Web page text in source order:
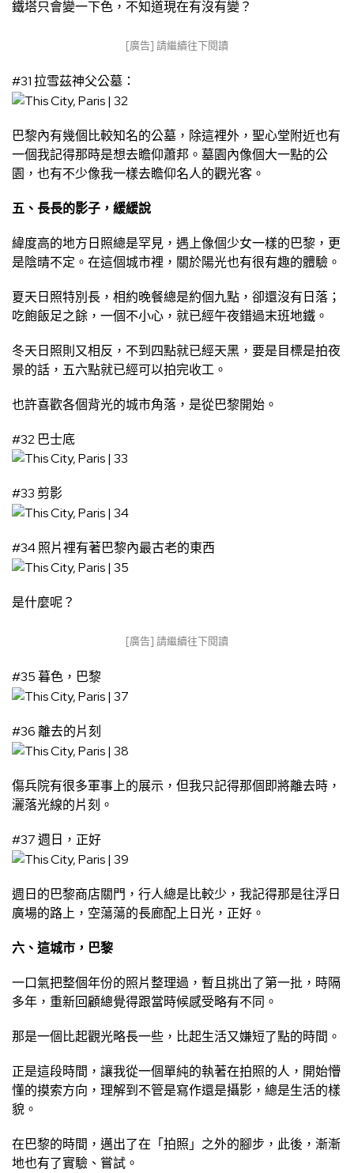
鐵塔只會變一下色，不知道現在有沒有變？
[廣告] 請繼續往下閱讀
#31 拉雪茲神父公墓：
巴黎內有幾個比較知名的公墓，除這裡外，聖心堂附近也有
一個我記得那時是想去瞻仰蕭邦。墓園內像個大一點的公
園，也有不少像我一樣去瞻仰名人的觀光客。
五、長長的影子，緩緩說
緯度高的地方日照總是罕見，遇上像個少女一樣的巴黎，更
是陰晴不定。在這個城市裡，關於陽光也有很有趣的體驗。
夏天日照特別長，相約晚餐總是約個九點，卻還沒有日落；
吃飽飯足之餘，一個不小心，就已經午夜錯過末班地鐵。
冬天日照則又相反，不到四點就已經天黑，要是目標是拍夜
景的話，五六點就已經可以拍完收工。
也許喜歡各個背光的城市角落，是從巴黎開始。
#32 巴士底
#33 剪影
#34 照片裡有著巴黎內最古老的東西
是什麼呢？
[廣告] 請繼續往下閱讀
#35 暮色，巴黎
#36 離去的片刻
傷兵院有很多軍事上的展示，但我只記得那個即將離去時，
灑落光線的片刻。
#37 週日，正好
週日的巴黎商店關門，行人總是比較少，我記得那是往浮日
廣場的路上，空蕩蕩的長廊配上日光，正好。
六、這城市，巴黎
一口氣把整個年份的照片整理過，暫且挑出了第一批，時隔
多年，重新回顧總覺得跟當時候感受略有不同。
那是一個比起觀光略長一些，比起生活又嫌短了點的時間。
正是這段時間，讓我從一個單純的執著在拍照的人，開始懵
懂的摸索方向，理解到不管是寫作還是攝影，總是生活的樣
貌。
在巴黎的時間，邁出了在「拍照」之外的腳步，此後，漸漸
地也有了實驗、嘗試。